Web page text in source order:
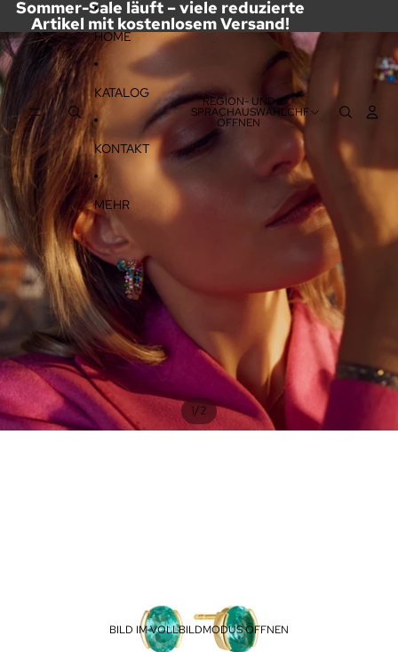
HOME
KATALOG
KONTAKT
MEHR
REGION- UND
SPRACHAUSWAHL
ÖFFNEN
CHF
Sommer-Sale läuft – viele reduzierte
Artikel mit kostenlosem Versand!
ZU PRODUKTINFORMATIONEN SPRINGEN
1/2
BILD IM VOLLBILDMODUS ÖFFNEN